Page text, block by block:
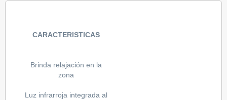
CARACTERISTICAS
Brinda relajación en la
zona
Luz infrarroja integrada al